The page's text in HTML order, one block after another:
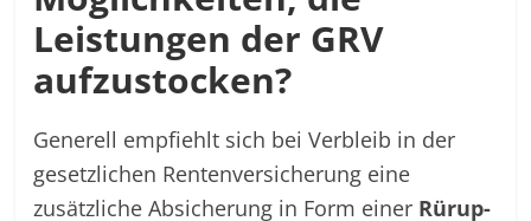
Leistungen der GRV
aufzustocken?
Generell empfiehlt sich bei Verbleib in der
gesetzlichen Rentenversicherung eine
zusätzliche Absicherung in Form einer Rürup-